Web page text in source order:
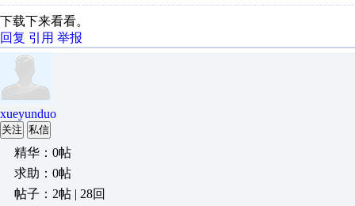
下载下来看看。
回复 引用 举报
xueyunduo
关注 私信
精华：0帖
求助：0帖
帖子：2帖 | 28回